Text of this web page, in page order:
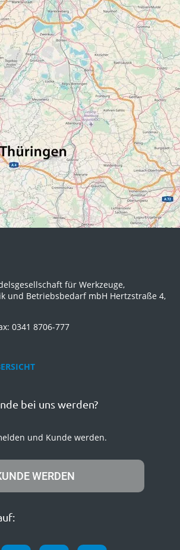
für Werkzeuge,
und Betriebsbedarf mbH Hertzstraße 4,
0341 8706-777
bei uns werden?
und Kunde werden.
WERDEN